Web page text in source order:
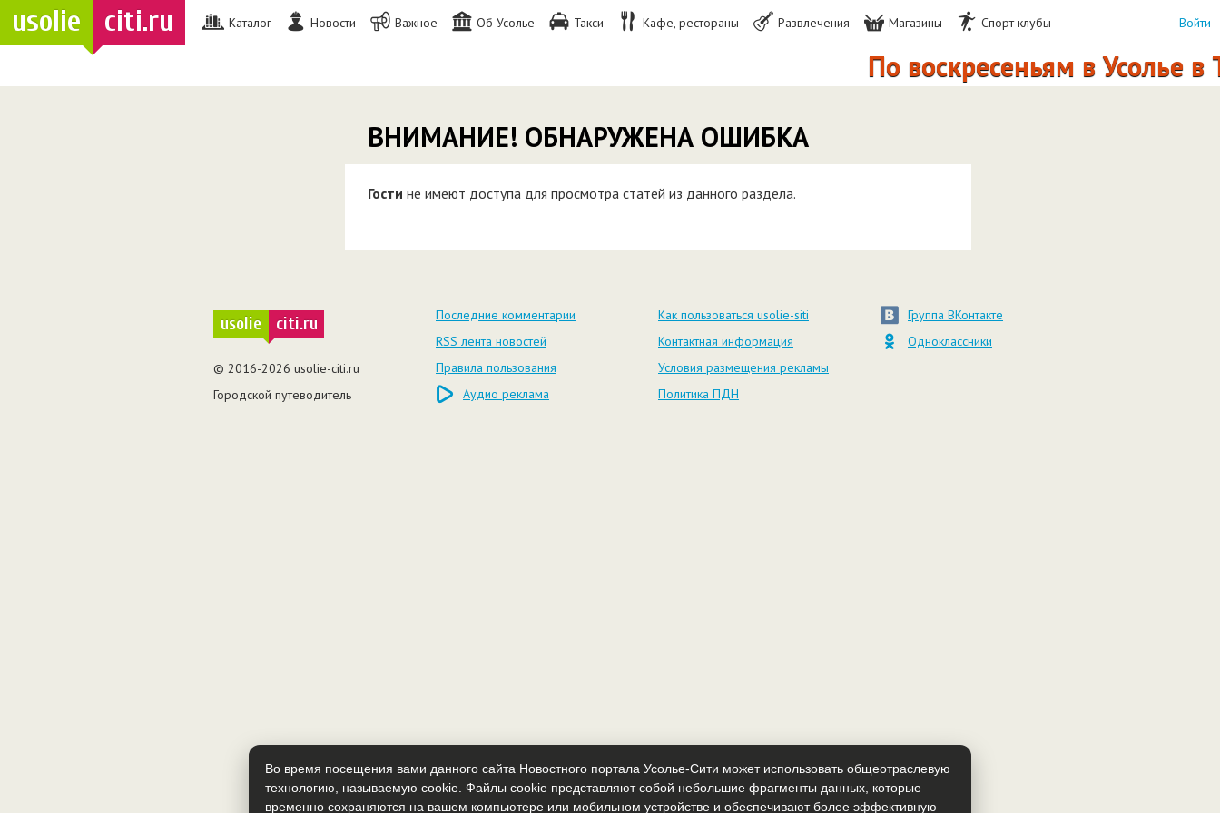
usolie citi.ru Каталог Новости Важное Об Усолье Такси Кафе, рестораны Развлечения Магазины Спорт клубы
По воскресеньям в Усолье
Войти
ВНИМАНИЕ! ОБНАРУЖЕНА ОШИБКА
Гости не имеют доступа для просмотра статей из данного раздела.
Во время посещения вами данного сайта Новостного портала Усолье-Сити может использовать общеотраслевую
технологию, называемую cookie. Файлы cookie представляют собой небольшие фрагменты данных, которые
временно сохраняются на вашем компьютере или мобильном устройстве и обеспечивают более эффективную
usolie citi.ru
© 2016-2026 usolie-citi.ru
Городской путеводитель
Последние комментарии
RSS лента новостей
Правила пользования
Аудио реклама
Как пользоваться usolie-siti
Контактная информация
Условия размещения рекламы
Политика ПДН
Группа ВКонтакте
Одноклассники